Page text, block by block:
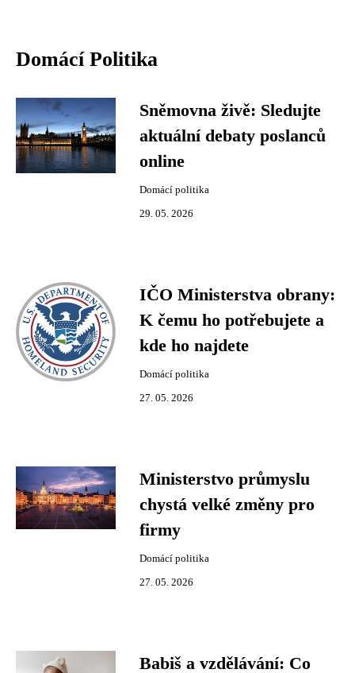
Domácí Politika
Sněmovna živě: Sledujte
aktuální debaty poslanců
online
Domácí politika
29. 05. 2026
IČO Ministerstva obrany:
K čemu ho potřebujete a
kde ho najdete
Domácí politika
27. 05. 2026
Ministerstvo průmyslu
chystá velké změny pro
firmy
Domácí politika
27. 05. 2026
Babiš a vzdělávání: Co